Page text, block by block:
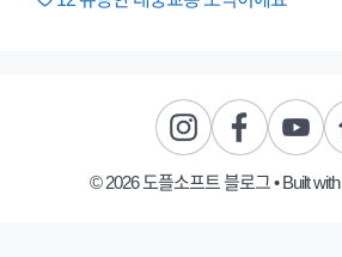
© 2026 도플소프트 블로그• Built with